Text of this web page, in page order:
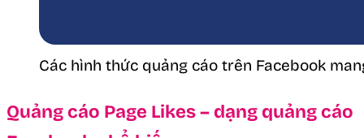
Các hình thức quảng cáo trên Facebook
Quảng cáo Page Likes – dạng quảng cáo